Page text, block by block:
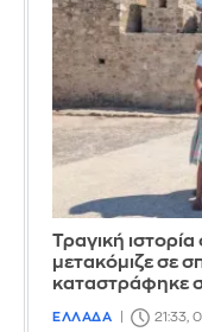
Τραγική
μετακόμιζε σε
καταστράφηκε
ΕΛΛΑΔΑ 21:33,